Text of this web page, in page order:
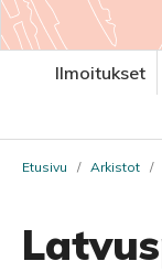
Ilmoitukset
Etusivu / Arkistot /